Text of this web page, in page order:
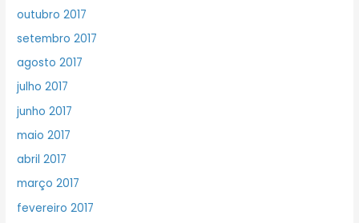
outubro 2017
setembro 2017
agosto 2017
julho 2017
junho 2017
maio 2017
abril 2017
março 2017
fevereiro 2017